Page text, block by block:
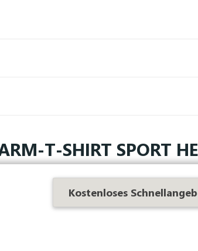
T-SHIRT SPORT
Sie sich für ein personalisiertes Langarm-
Kostenloses